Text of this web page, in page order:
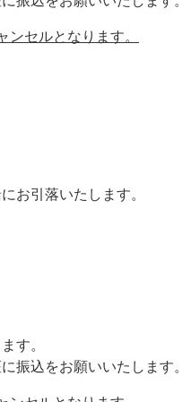
セルとなります。
お引落いたします。
す。
振込をお願いいたします。